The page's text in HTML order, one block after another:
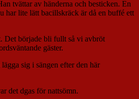
tvättar av händerna och besticken. En
har lite lätt bacillskräck är då en buffé ett
Det började bli fullt så vi avbröt
gäster.
sig i sängen efter den här
det dgas för nattsömn.